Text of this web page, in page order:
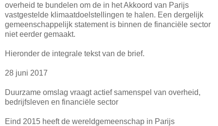
overheid te bundelen om de in het Akkoord van Parijs
vastgestelde klimaatdoelstellingen te halen. Een dergelijk
gemeenschappelijk statement is binnen de financiële sector
niet eerder gemaakt.
Hieronder de integrale tekst van de brief.
28 juni 2017
Duurzame omslag vraagt actief samenspel van overheid,
bedrijfsleven en financiële sector
Eind 2015 heeft de wereldgemeenschap in Parijs